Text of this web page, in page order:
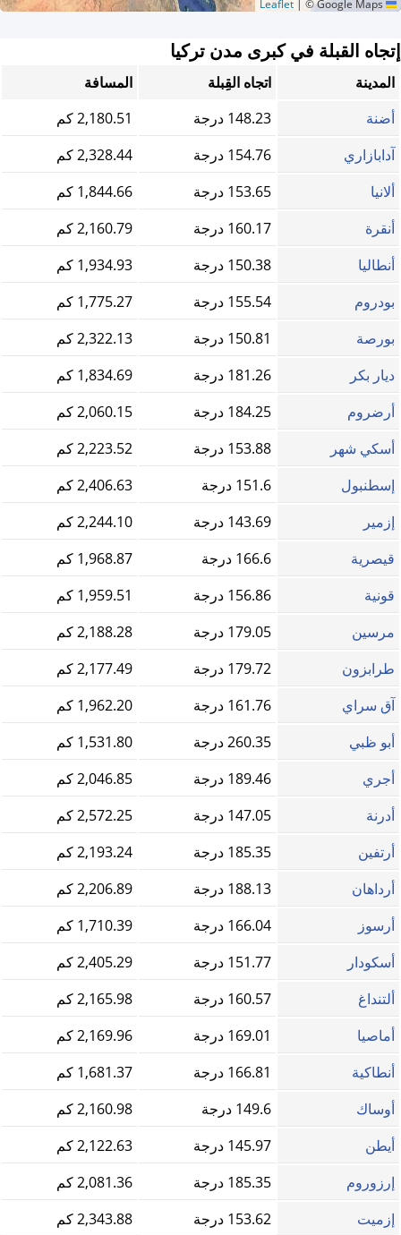
© Google Maps
إتجاه القبلة في كبرى مدن تركيا
المدينة اتجاه القِبلة
المسافة
أضنة
148.23 درجة
2,180.51 كم
آدابازاري
154.76 درجة
2,328.44 كم
ألانيا
153.65 درجة
1,844.66 كم
أنقرة
160.17 درجة
2,160.79 كم
أنطاليا
150.38 درجة
1,934.93 كم
بودروم
155.54 درجة
1,775.27 كم
بورصة
150.81 درجة
2,322.13 كم
ديار بكر
181.26 درجة
1,834.69 كم
أرضروم
184.25 درجة
2,060.15 كم
أسكي شهر
153.88 درجة
2,223.52 كم
إسطنبول
151.6 درجة
2,406.63 كم
إزمير
143.69 درجة
2,244.10 كم
قيصرية
166.6 درجة
1,968.87 كم
قونية
156.86 درجة
1,959.51 كم
مرسين
179.05 درجة
2,188.28 كم
طرابزون
179.72 درجة
2,177.49 كم
آق سراي
161.76 درجة
1,962.20 كم
أبو ظبي
260.35 درجة
1,531.80 كم
أجري
189.46 درجة
2,046.85 كم
أدرنة
147.05 درجة
2,572.25 كم
أرتفين
185.35 درجة
2,193.24 كم
أرداهان
188.13 درجة
2,206.89 كم
أرسوز
166.04 درجة
1,710.39 كم
أسكودار
151.77 درجة
2,405.29 كم
ألتنداغ
160.57 درجة
2,165.98 كم
أماصيا
169.01 درجة
2,169.96 كم
أنطاكية
166.81 درجة
1,681.37 كم
أوساك
149.6 درجة
2,160.98 كم
أيطن
145.97 درجة
2,122.63 كم
إرزوروم
185.35 درجة
2,081.36 كم
إزميت
153.62 درجة
2,343.88 كم